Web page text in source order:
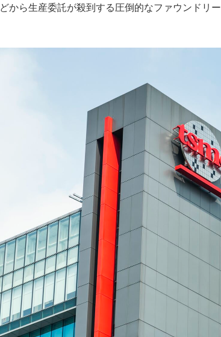
から生産委託が殺到する圧倒的なファウンドリ